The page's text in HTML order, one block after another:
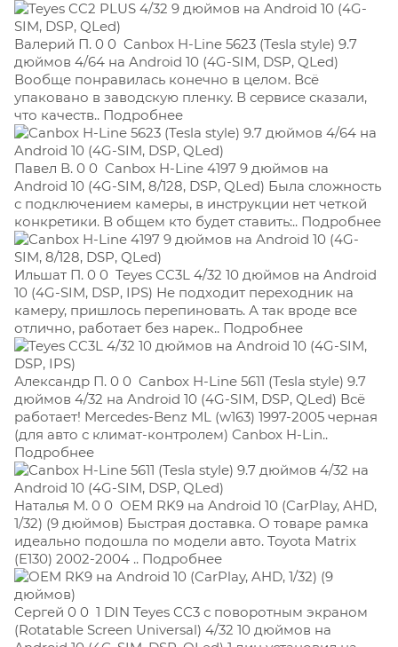
Валерий П. 0 0 Canbox H-Line 5623 (Tesla style) 9.7
дюймов 4/64 на Android 10 (4G-SIM, DSP, QLed)
Вообще понравилась конечно в целом. Всё
упаковано в заводскую пленку. В сервисе сказали,
что качеств.. Подробнее
Павел В. 0 0 Canbox H-Line 4197 9 дюймов на
Android 10 (4G-SIM, 8/128, DSP, QLed) Была сложность
с подключением камеры, в инструкции нет четкой
конкретики. В общем кто будет ставить:.. Подробнее
Ильшат П. 0 0 Teyes CC3L 4/32 10 дюймов на Android
10 (4G-SIM, DSP, IPS) Не подходит переходник на
камеру, пришлось перепиновать. А так вроде все
отлично, работает без нарек.. Подробнее
Александр П. 0 0 Canbox H-Line 5611 (Tesla style) 9.7
дюймов 4/32 на Android 10 (4G-SIM, DSP, QLed) Всё
работает! Mercedes-Benz ML (w163) 1997-2005 черная
(для авто с климат-контролем) Canbox H-Lin..
Подробнее
Наталья М. 0 0 OEM RK9 на Android 10 (CarPlay, AHD,
1/32) (9 дюймов) Быстрая доставка. О товаре рамка
идеально подошла по модели авто. Toyota Matrix
(E130) 2002-2004 .. Подробнее
Сергей 0 0 1 DIN Teyes CC3 с поворотным экраном
(Rotatable Screen Universal) 4/32 10 дюймов на